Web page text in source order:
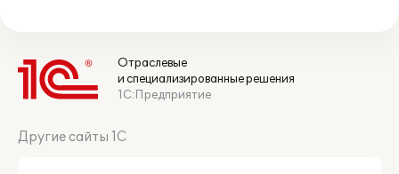
Отраслевые
и специализированные решения
1С:Предприятие
Другие сайты 1С